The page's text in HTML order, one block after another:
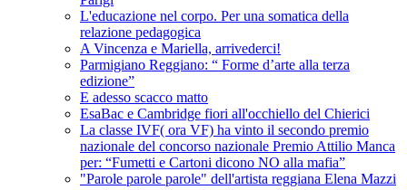
L'educazione nel corpo. Per una somatica della
relazione pedagogica
A Vincenza e Mariella, arrivederci!
Parmigiano Reggiano: “ Forme d’arte alla terza
edizione”
E adesso scacco matto
EsaBac e Cambridge fiori all'occhiello del Chierici
La classe IVF( ora VF) ha vinto il secondo premio
nazionale del concorso nazionale Premio Attilio Manca
per: “Fumetti e Cartoni dicono NO alla mafia”
"Parole parole parole" dell'artista reggiana Elena Mazzi